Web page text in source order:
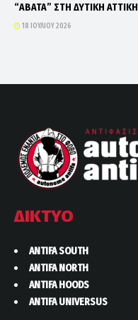
“ΑΒΑΤΑ” ΣΤΗ ΔΥΤΙΚΗ ΑΤΤΙΚΗ
18 ΙΟΥΛΊΟΥ 2026
ΔΙΚΤΥΟ
ANTIFA SOUTH
ANTIFA NORTH
ANTIFA HOODS
ANTIFA UNIVERSUS